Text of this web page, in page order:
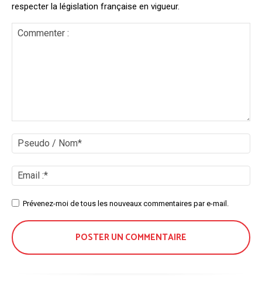
respecter la législation française en vigueur.
/
:*
SitePrévenez-moi de tous les nouveaux commentaires par e-mail.